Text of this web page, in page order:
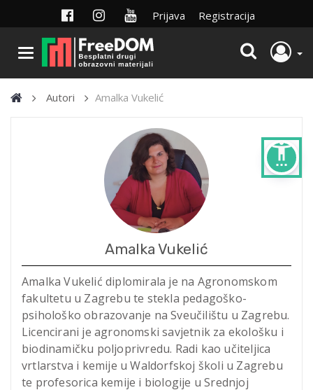
settings_accessibility
Prijava Registracija
Autori Amalka Vukelić
Amalka Vukelić
Amalka Vukelić diplomirala je na Agronomskom
fakultetu u Zagrebu te stekla pedagoško-
psihološko obrazovanje na Sveučilištu u Zagrebu.
Licencirani je agronomski savjetnik za ekološku i
biodinamičku poljoprivredu. Radi kao učiteljica
vrtlarstva i kemije u Waldorfskoj školi u Zagrebu
te profesorica kemije i biologije u Srednjoj